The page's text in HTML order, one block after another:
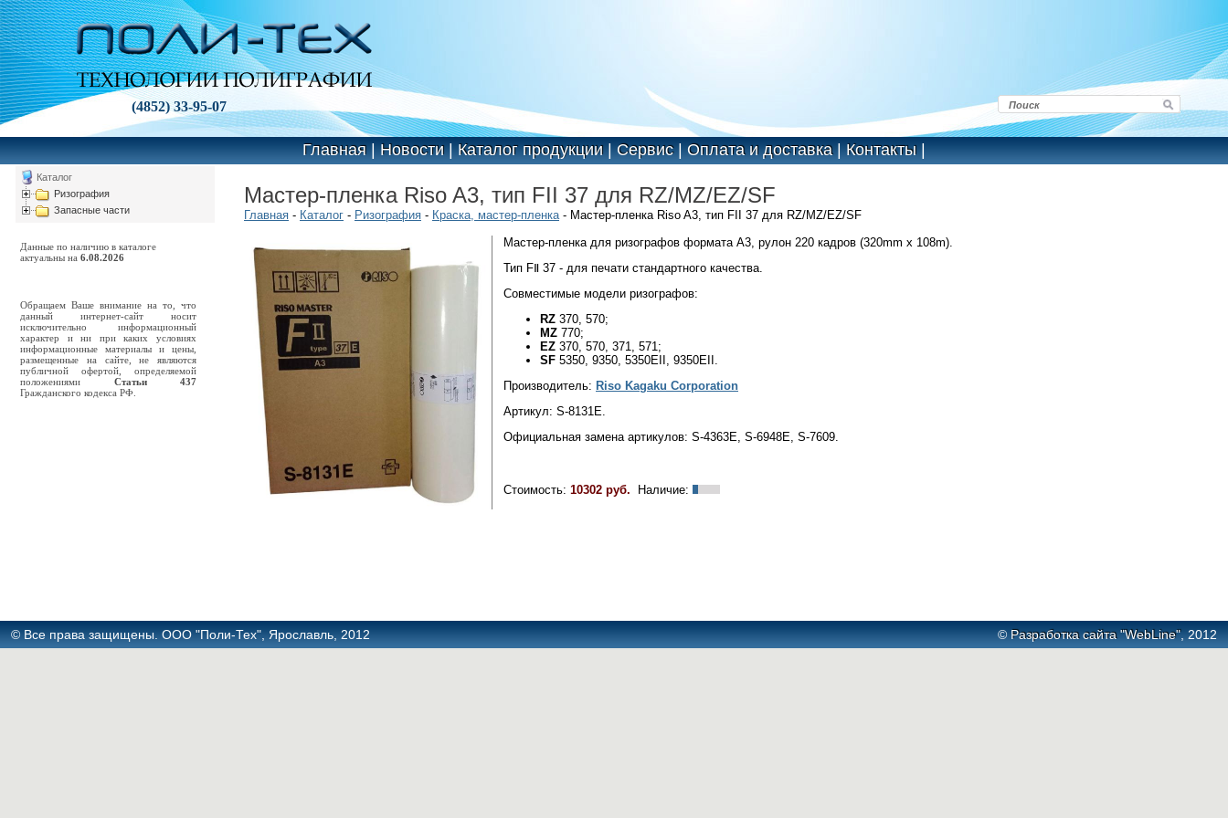
(4852) 33-95-07
Главная|Новости|Каталог продукции|Сервис|Оплата и доставка|Контакты|
Каталог
Ризография
Запасные части
Данные по наличию в каталоге
актуальны на 6.08.2026
Обращаем Ваше внимание на то, что
данный интернет-сайт носит
исключительно информационный
характер и ни при каких условиях
информационные материалы и цены,
размещенные на сайте, не являются
публичной офертой, определяемой
положениями Статьи 437
Гражданского кодекса РФ.
Мастер-пленка Riso A3, тип FII 37 для RZ/MZ/EZ/SF
Главная - Каталог - Ризография - Краска, мастер-пленка- Мастер-пленка Riso A3, тип FII 37 для RZ/MZ/EZ/SF
Мастер-пленка для ризографов формата А3, рулон 220 кадров (320mm x 108m).
Тип FⅡ 37 - для печати стандартного качества.
Совместимые модели ризографов:
RZ 370, 570;
MZ 770;
EZ 370, 570, 371, 571;
SF 5350, 9350, 5350EII, 9350EII.
Производитель: Riso Kagaku Corporation
Артикул: S-8131Е.
Официальная замена артикулов: S-4363E, S-6948E, S-7609.
Стоимость: 10302 руб. Наличие:
© Все права защищены. ООО "Поли-Тех", Ярославль, 2012 © Разработка сайта "WebLine", 2012